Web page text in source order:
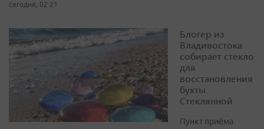
сегодня, 02:21
Блогер из
Владивостока
собирает стекло
для
восстановления
бухты
Стеклянной
Пункт приёма